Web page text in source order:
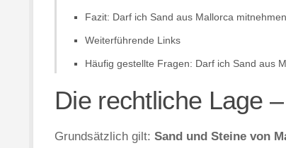
Fazit: Darf ich Sand aus Mallorca
Weiterführende Links
Häufig gestellte Fragen: Darf ich Sand aus
Die rechtliche Lage
Grundsätzlich gilt: Sand und Steine von